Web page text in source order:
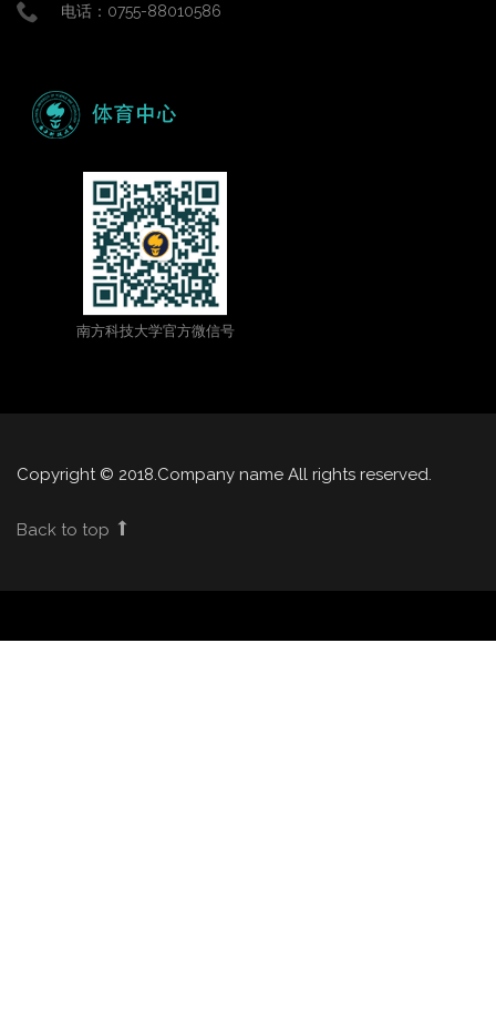
电话：0755-88010586
南方科技大学官方微信号
Copyright © 2018.Company name All rights reserved.
Back to top